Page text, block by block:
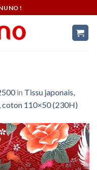
!
in Tissu japonais,
110×50 (230H)